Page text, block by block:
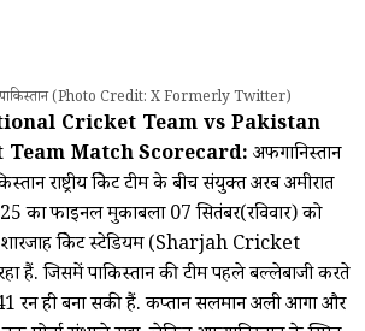
पाकिस्तान (Photo Credit: X Formerly Twitter)
Cricket Team vs Pakistan
MatchScorecard: अफगानिस्तान
राष्ट्रीय क्रिकेट टीम के बीच संयुक्त अरब अमीरात
का फाइनल मुकाबला 07 सितंबर(रविवार) को
क्रिकेट स्टेडियम (Sharjah Cricket
हैं. जिसमें पाकिस्तान की टीम पहले बल्लेबाजी करते
ही बना सकी हैं. कप्तान सलमान अली आगा और